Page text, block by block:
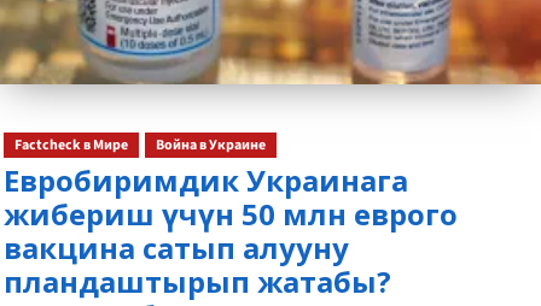
Factcheck в Мире Война в Украине
Евробиримдик Украинага
жибериш үчүн 50 млн еврого
вакцина сатып алууну
пландаштырып жатабы?